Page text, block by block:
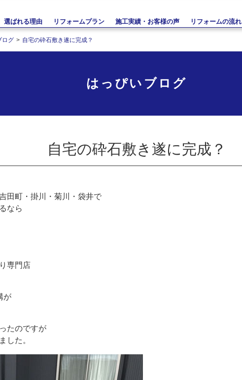
選ばれる理由 リフォームプラン 施工実績・お客様の声 リフォームの流れ
ログ 自宅の砕石敷き遂に完成？
はっぴいブログ
自宅の砕石敷き遂に完成？
田町・掛川・菊川・袋井で
なら
専門店
が
たのですが
した。